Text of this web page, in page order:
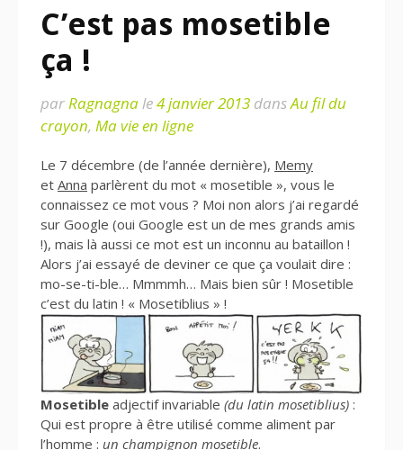
C’est pas mosetible
ça !
parRagnagnale4 janvier 2013 dansAu fil du
crayon, Ma vie en ligne
Le 7 décembre (de l’année dernière), Memy
et Anna parlèrent du mot « mosetible », vous le
connaissez ce mot vous ? Moi non alors j’ai regardé
sur Google (oui Google est un de mes grands amis
!), mais là aussi ce mot est un inconnu au bataillon !
Alors j’ai essayé de deviner ce que ça voulait dire :
mo-se-ti-ble… Mmmmh… Mais bien sûr ! Mosetible
c’est du latin ! « Mosetiblius » !
Mosetible adjectif invariable (du latin mosetiblius) :
Qui est propre à être utilisé comme aliment par
l’homme : un champignon mosetible.